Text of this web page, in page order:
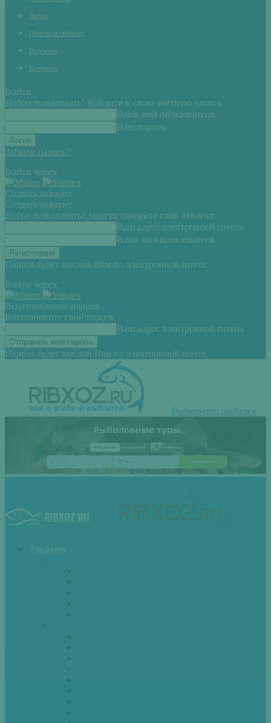
Видео
Отчеты о рыбалке
Водоемы
Контакты
Войти
Добро пожаловать! Войдите в свою учётную запись
Ваше имя пользователя
Ваш пароль
Забыли пароль?
Войти через:
Создать аккаунт
Создать аккаунт
Добро пожаловать! Зарегистрируйте свой аккаунт
Ваш адрес электронной почты
Ваше имя пользователя
Пароль будет выслан Вам по электронной почте.
Войти через:
Всоатновление пароля
Восстановите свой пароль
Ваш адрес электронной почты
Пароль будет выслан Вам по электронной почте.
Рыбхоз-про рыбалку
О рыбалке